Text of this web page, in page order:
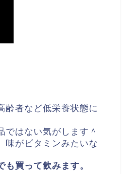
齢者など低栄養状態に
はない気がします＾
味がビタミンみたいな
買って飲みます。